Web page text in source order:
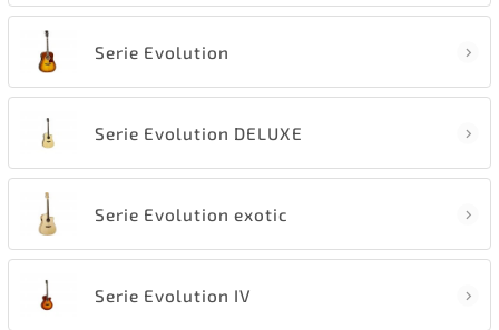
Serie Evolution
Serie Evolution DELUXE
Serie Evolution exotic
Serie Evolution IV